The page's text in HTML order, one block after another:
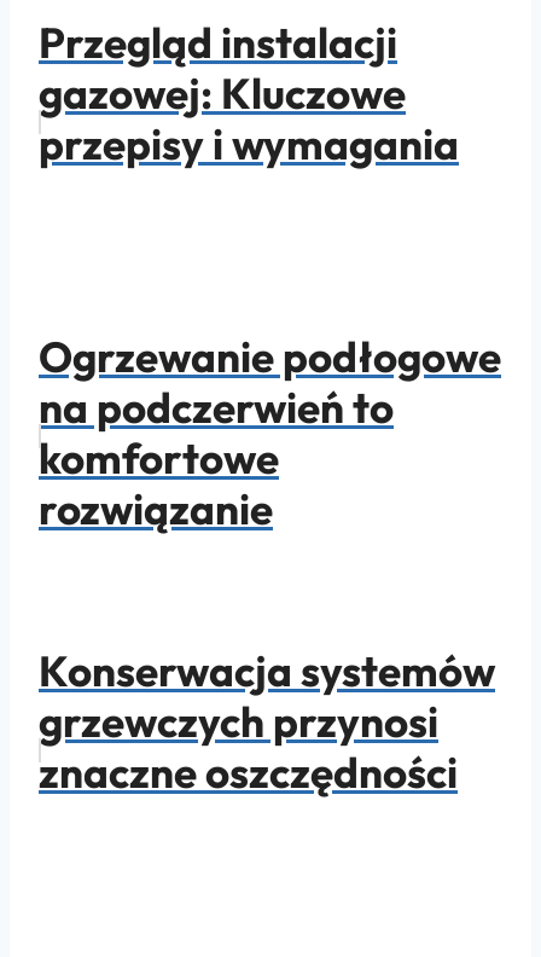
Przegląd instalacji
gazowej: Kluczowe
przepisy i wymagania
Ogrzewanie podłogowe
na podczerwień to
komfortowe
rozwiązanie
Konserwacja systemów
grzewczych przynosi
znaczne oszczędności